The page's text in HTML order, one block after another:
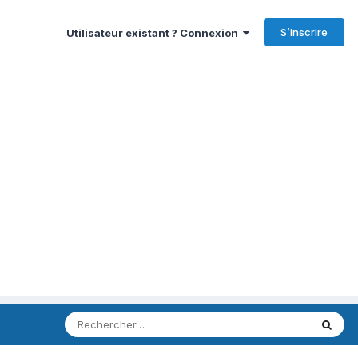
Utilisateur existant ? Connexion S’inscrire